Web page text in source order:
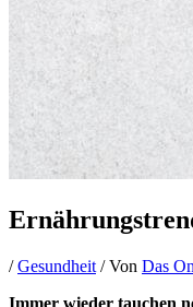
/Gesundheit / Von Das
Immer wieder tauchen